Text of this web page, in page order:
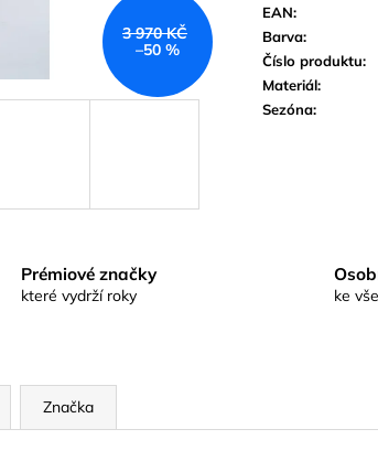
EAN:
Barva:
Číslo produktu:
Materiál:
Sezóna:
3 970 KČ
–50 %
Prémiové značky
které vydrží roky ke
Značka